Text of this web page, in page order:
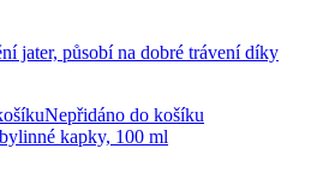
jater, působí na dobré trávení díky
Nepřidáno do košíku